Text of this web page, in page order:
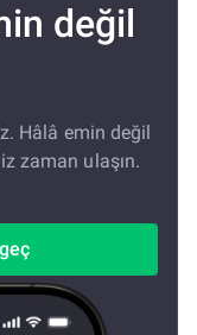
değil
Hâlâ emin değil
zaman ulaşın.